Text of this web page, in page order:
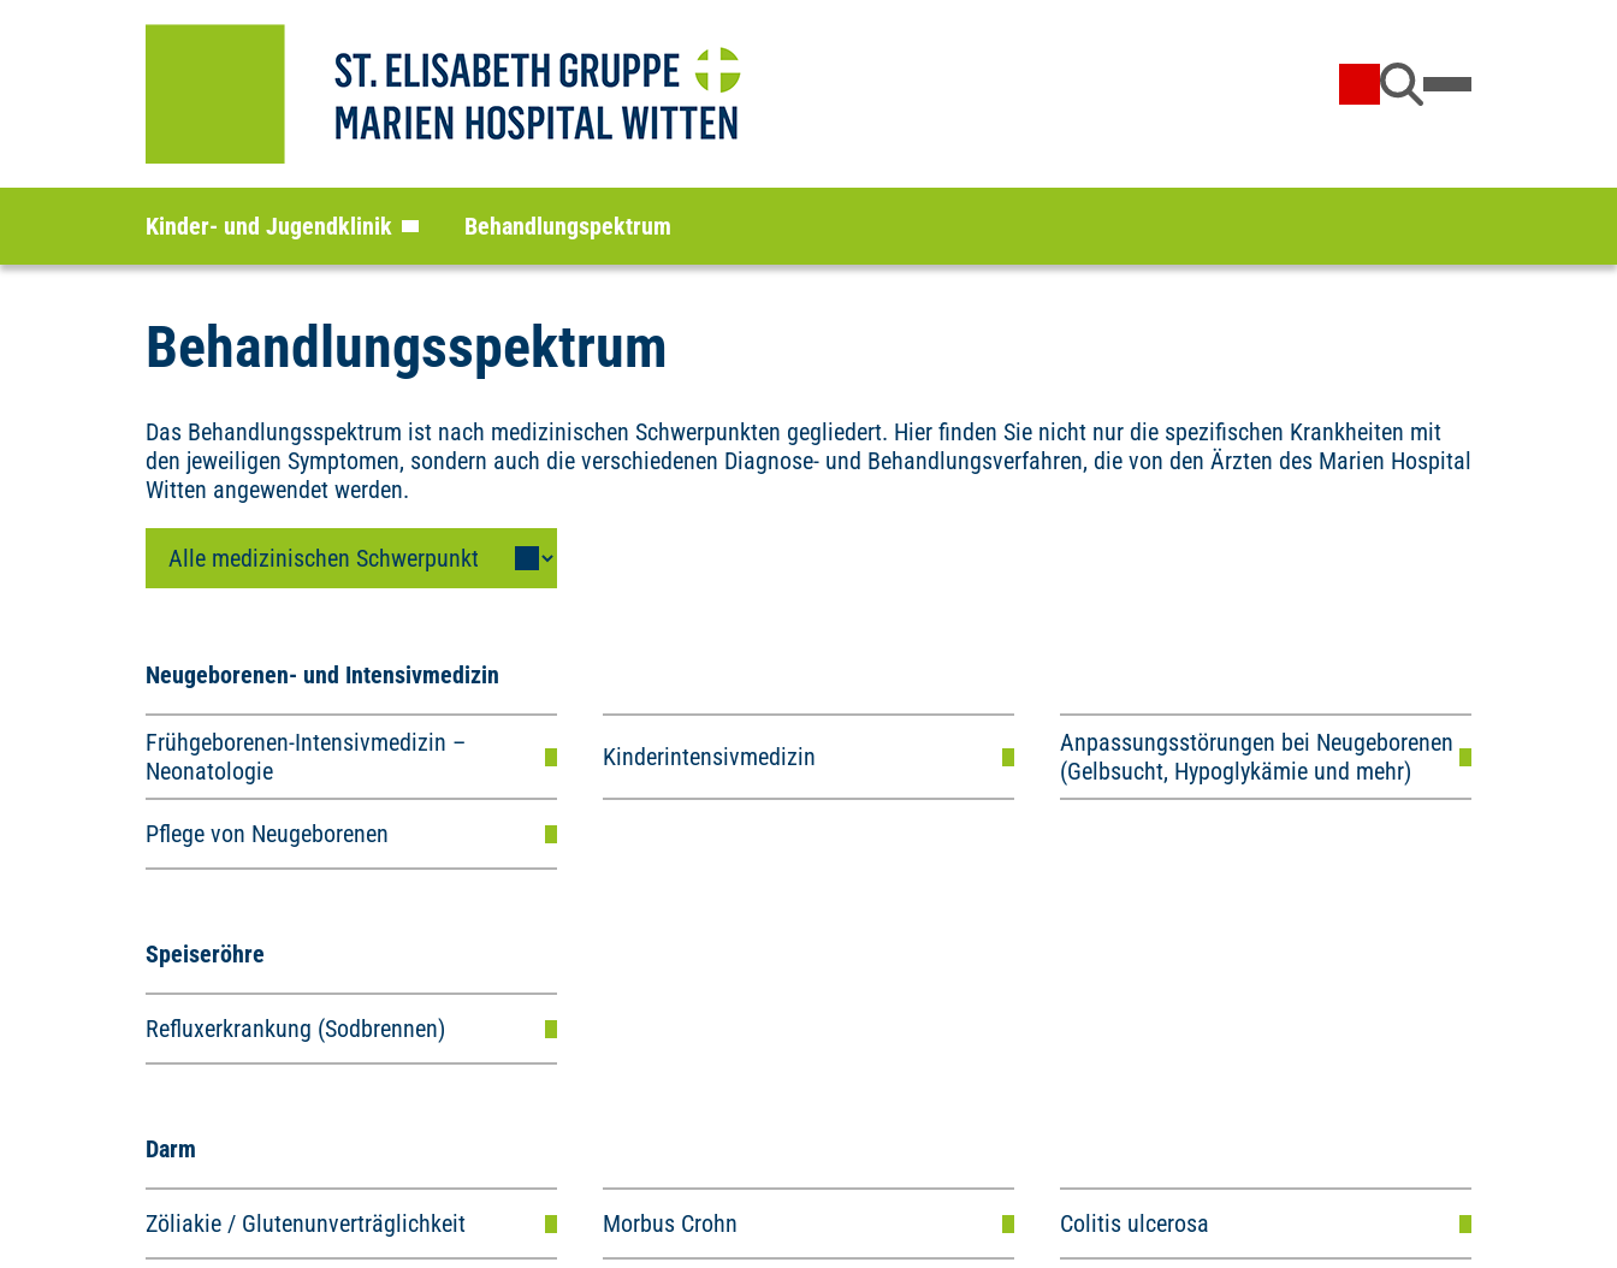
Kinder- und Jugendklinik Behandlungspektrum
Behandlungsspektrum
Das Behandlungsspektrum ist nach medizinischen Schwerpunkten gegliedert. Hier finden Sie nicht nur die spezifischen Krankheiten mit
den jeweiligen Symptomen, sondern auch die verschiedenen Diagnose- und Behandlungsverfahren, die von den Ärzten des Marien Hospital
Witten angewendet werden.
Neugeborenen- und Intensivmedizin
Frühgeborenen-Intensivmedizin –
Neonatologie
Kinderintensivmedizin
Anpassungsstörungen bei Neugeborenen
(Gelbsucht, Hypoglykämie und mehr)
Pflege von Neugeborenen
Speiseröhre
Refluxerkrankung (Sodbrennen)
Darm
Zöliakie / Glutenunverträglichkeit Morbus Crohn Colitis ulcerosa